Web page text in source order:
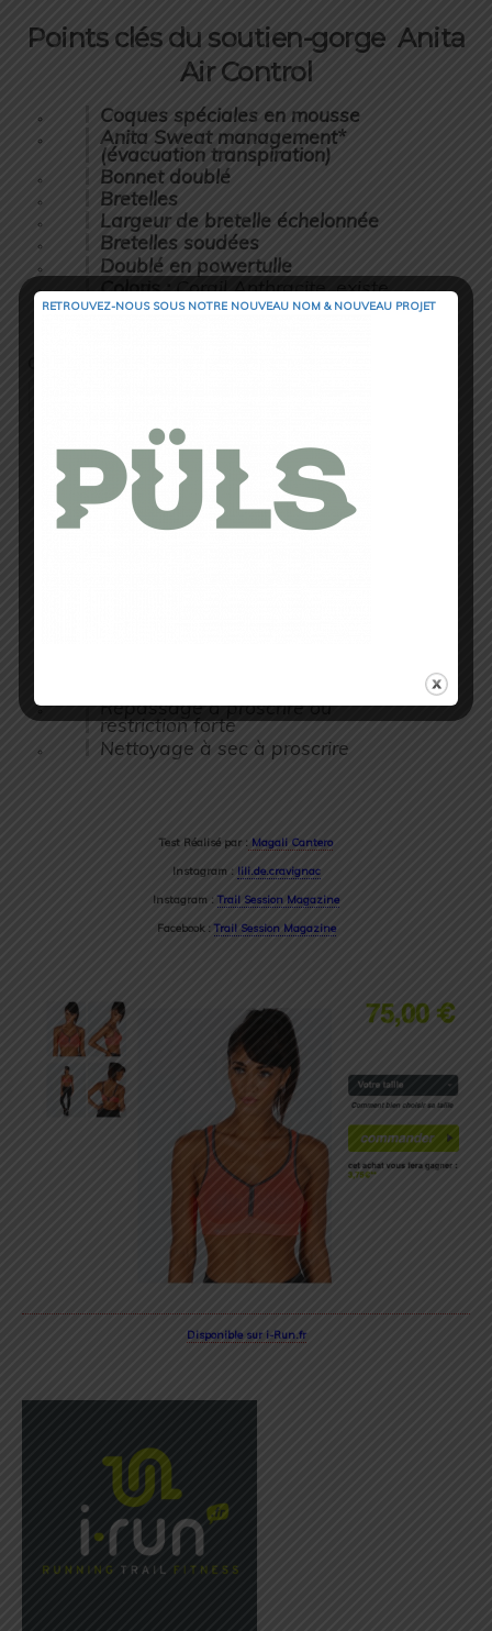
Points clés du soutien-gorge Anita
Air Control
Coques spéciales en mousse
Anita Sweat management*
(évacuation transpiration)
Bonnet doublé
Bretelles
Largeur de bretelle échelonnée
Bretelles soudées
Doublé en powertulle
Coloris :Corail Anthracite, existe
aussi, Blanc, Anthracite,
Anita Sweat Management : La
combinaison de deux matières
respirantes de haute technologie permet
une gestion rapide et parfaite de la
transpiration
Repassage à proscrire ou
restriction forte
Nettoyage à sec à proscrire
Test Réalisé par : Magali Cantero
Instagram : lili.de.cravignac
Instagram : Trail Session Magazine
Facebook :Trail Session Magazine
Disponible sur i-Run.fr
RETROUVEZ-NOUS SOUS NOTRE NOUVEAU NOM & NOUVEAU PROJET